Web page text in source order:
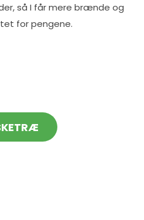
så I får mere brænde og
for pengene.